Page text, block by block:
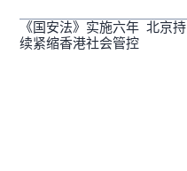
《国安法》实施六年 北京持
续紧缩香港社会管控